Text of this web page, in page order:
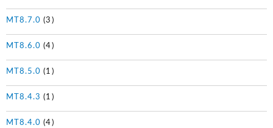
MT8.7.0 (3)
MT8.6.0 (4)
MT8.5.0 (1)
MT8.4.3 (1)
MT8.4.0 (4)